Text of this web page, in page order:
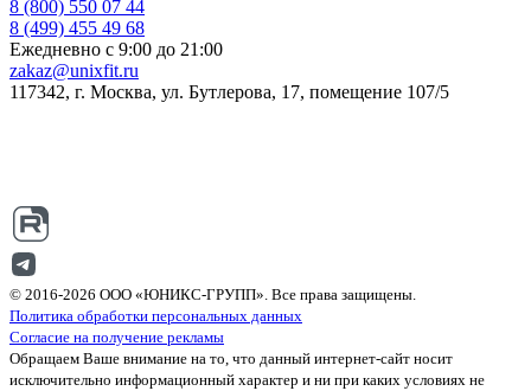
8 (800) 550 07 44
8 (499) 455 49 68
Ежедневно с 9:00 до 21:00
zakaz@unixfit.ru
117342, г. Москва, ул. Бутлерова, 17, помещение 107/5
© 2016-2026 ООО «ЮНИКС-ГРУПП». Все права защищены.
Политика обработки персональных данных
Согласие на получение рекламы
Обращаем Ваше внимание на то, что данный интернет-сайт носит
исключительно информационный характер и ни при каких условиях не